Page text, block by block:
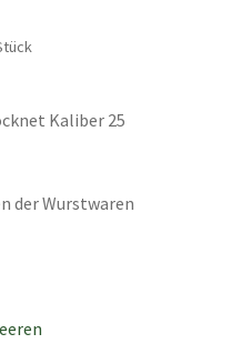
Kaliber 25
der Wurstwaren